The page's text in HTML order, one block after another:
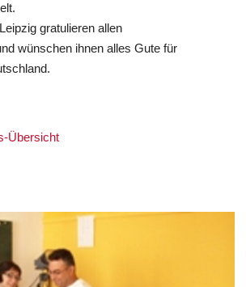
gratulieren allen
wünschen ihnen alles Gute für
Übersicht